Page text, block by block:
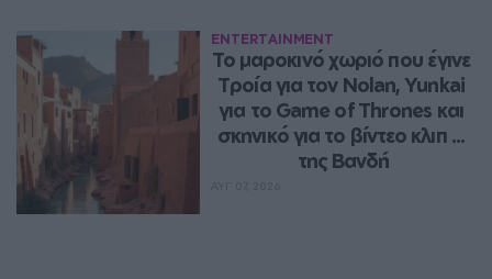
ENTERTAINMENT
Το μαροκινό χωριό που έγινε
Τροία για τον Nolan, Yunkai
για το Game of Thrones και
σκηνικό για το βίντεο κλιπ ...
της Βανδή